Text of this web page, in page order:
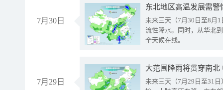
7月30日
东北地区高温发展需
未来三天（7月30日至8月
流性降水。同时，从华北
全天候在线。
7月29日
大范围降雨将贯穿南
未来三天（7月29日至31